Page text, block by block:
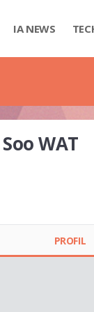
IA NEWS
Soo WAT
PROFIL